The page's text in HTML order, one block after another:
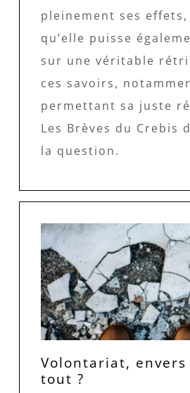
pleinement ses
qu’elle puisse
sur une véritable
ces savoirs,
permettant sa juste
Les Brèves du Crebis
la question.
Volontariat,
tout ?